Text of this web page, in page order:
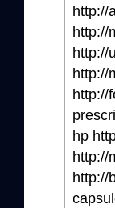
http://
http://
http://
http://
http://
hp
http://
http://